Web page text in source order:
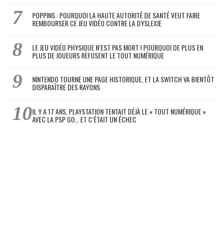
POPPINS : POURQUOI LA HAUTE AUTORITÉ DE SANTÉ VEUT FAIRE
REMBOURSER CE JEU VIDÉO CONTRE LA DYSLEXIE
LE JEU VIDÉO PHYSIQUE N’EST PAS MORT ! POURQUOI DE PLUS EN
PLUS DE JOUEURS REFUSENT LE TOUT NUMÉRIQUE
NINTENDO TOURNE UNE PAGE HISTORIQUE, ET LA SWITCH VA BIENTÔT
DISPARAÎTRE DES RAYONS
IL Y A 17 ANS, PLAYSTATION TENTAIT DÉJÀ LE « TOUT NUMÉRIQUE »
AVEC LA PSP GO… ET C’ÉTAIT UN ÉCHEC